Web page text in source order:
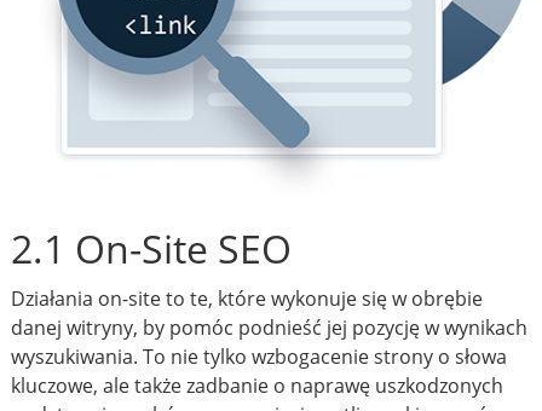
2.1 On-Site SEO
Działania on-site to te, które wykonuje się w obrębie
danej witryny, by pomóc podnieść jej pozycję w wynikach
wyszukiwania. To nie tylko wzbogacenie strony o słowa
kluczowe, ale także zadbanie o naprawę uszkodzonych